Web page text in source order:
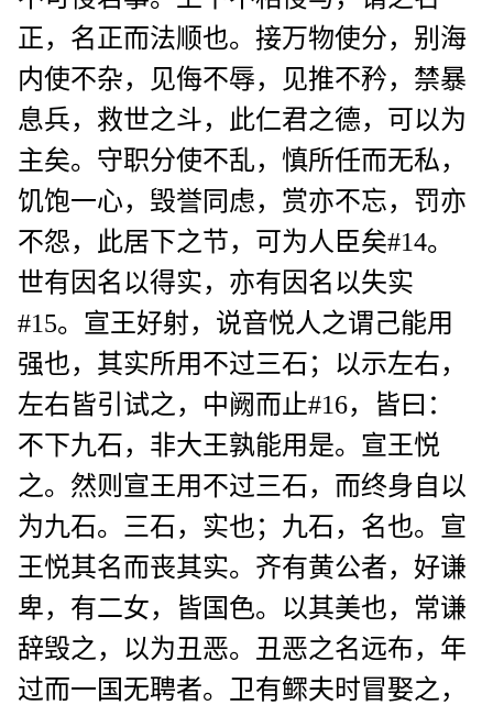
正，名正而法顺也。接万物使分，别海
内使不杂，见侮不辱，见推不矜，禁暴
息兵，救世之斗，此仁君之德，可以为
主矣。守职分使不乱，慎所任而无私，
饥饱一心，毁誉同虑，赏亦不忘，罚亦
不怨，此居下之节，可为人臣矣#14。
世有因名以得实，亦有因名以失实
#15。宣王好射，说音悦人之谓己能用
强也，其实所用不过三石；以示左右，
左右皆引试之，中阙而止#16，皆曰：
不下九石，非大王孰能用是。宣王悦
之。然则宣王用不过三石，而终身自以
为九石。三石，实也；九石，名也。宣
王悦其名而丧其实。齐有黄公者，好谦
卑，有二女，皆国色。以其美也，常谦
辞毁之，以为丑恶。丑恶之名远布，年
过而一国无聘者。卫有鳏夫时冒娶之，